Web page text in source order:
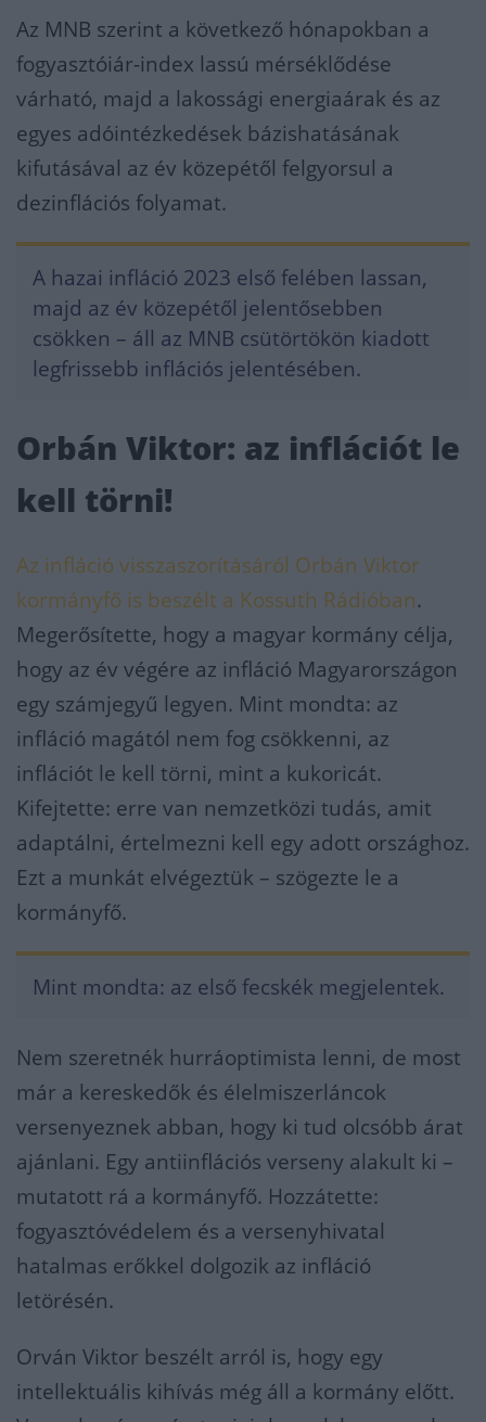
Az MNB szerint a következő hónapokban a
fogyasztóiár-index lassú mérséklődése
várható, majd a lakossági energiaárak és az
egyes adóintézkedések bázishatásának
kifutásával az év közepétől felgyorsul a
dezinflációs folyamat.
A hazai infláció 2023 első felében lassan,
majd az év közepétől jelentősebben
csökken – áll az MNB csütörtökön kiadott
legfrissebb inflációs jelentésében.
Orbán Viktor: az inflációt le
kell törni!
Az infláció visszaszorításáról Orbán Viktor
kormányfő is beszélt a Kossuth Rádióban.
Megerősítette, hogy a magyar kormány célja,
hogy az év végére az infláció Magyarországon
egy számjegyű legyen. Mint mondta: az
infláció magától nem fog csökkenni, az
inflációt le kell törni, mint a kukoricát.
Kifejtette: erre van nemzetközi tudás, amit
adaptálni, értelmezni kell egy adott országhoz.
Ezt a munkát elvégeztük – szögezte le a
kormányfő.
Mint mondta: az első fecskék megjelentek.
Nem szeretnék hurráoptimista lenni, de most
már a kereskedők és élelmiszerláncok
versenyeznek abban, hogy ki tud olcsóbb árat
ajánlani. Egy antiinflációs verseny alakult ki –
mutatott rá a kormányfő. Hozzátette:
fogyasztóvédelem és a versenyhivatal
hatalmas erőkkel dolgozik az infláció
letörésén.
Orván Viktor beszélt arról is, hogy egy
intellektuális kihívás még áll a kormány előtt.